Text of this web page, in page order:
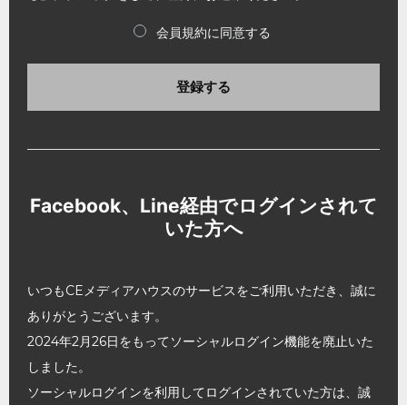
会員規約に同意する
登録する
Facebook、Line経由でログインされて
いた方へ
いつもCEメディアハウスのサービスをご利用いただき、誠に
ありがとうございます。
2024年2月26日をもってソーシャルログイン機能を廃止いた
しました。
ソーシャルログインを利用してログインされていた方は、誠